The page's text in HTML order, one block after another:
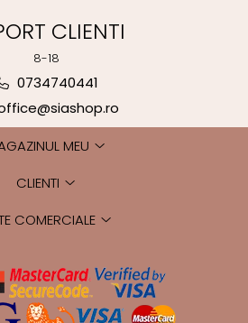
CLIENTI
8-18
0734740441
MEU
CLIENTI
COMERCIALE